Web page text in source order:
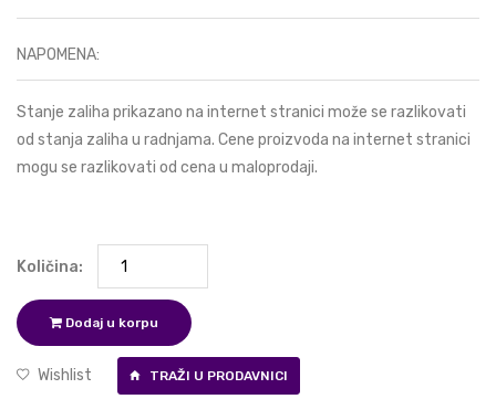
NAPOMENA:
Stanje zaliha prikazano na internet stranici može se razlikovati
od stanja zaliha u radnjama. Cene proizvoda na internet stranici
mogu se razlikovati od cena u maloprodaji.
Količina:
Dodaj u korpu
Wishlist TRAŽI U PRODAVNICI